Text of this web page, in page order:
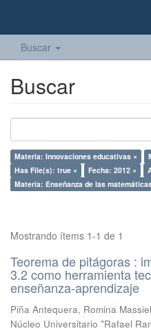
Buscar
Buscar
Materia: Innovaciones educativas ×
Has File(s): true ×
Fecha: 2012 ×
Materia: Enseñanza de las
Mostrando ítems 1-1 de 1
Teorema de pitágoras :
3.2 como herramienta
enseñanza-aprendizaje
Piña Antequera, Romina Massiel
Núcleo Universitario "Rafael